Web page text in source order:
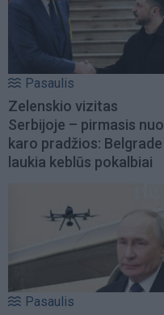
Pasaulis
Zelenskio vizitas
Serbijoje – pirmasis nuo
karo pradžios: Belgrade
laukia keblūs pokalbiai
Pasaulis